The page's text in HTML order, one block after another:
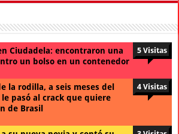
Ciudadela: encontraron una
un bolso en un contenedor
5 Visitas
la rodilla, a seis meses del
pasó al crack que quiere
de Brasil
4 Visitas